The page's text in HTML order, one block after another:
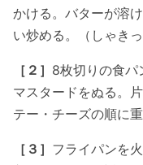
かける。バターが溶
い炒める。（しゃき
［２］ 8枚切りの食パ
マスタードをぬる。
テー・チーズの順に
［３］ フライパンを